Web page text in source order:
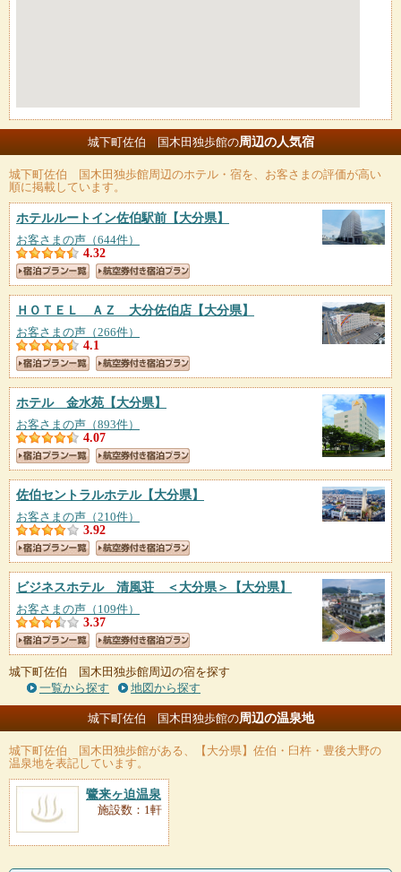
城下町佐伯 国木田独歩館の周辺の人気宿
城下町佐伯 国木田独歩館周辺のホテル・宿を、お客さまの評価が高い
順に掲載しています。
ホテルルートイン佐伯駅前 【大分県】
お客さまの声（644件）
4.32
ＨＯＴＥＬ ＡＺ 大分佐伯店 【大分県】
お客さまの声（266件）
4.1
ホテル 金水苑 【大分県】
お客さまの声（893件）
4.07
佐伯セントラルホテル【大分県】
お客さまの声（210件）
3.92
ビジネスホテル 清風荘 ＜大分県＞ 【大分県】
お客さまの声（109件）
3.37
城下町佐伯 国木田独歩館周辺の宿を探す
一覧から探す
地図から探す
城下町佐伯 国木田独歩館の周辺の温泉地
城下町佐伯 国木田独歩館がある、【大分県】佐伯・臼杵・豊後大野の
温泉地を表記しています。
鷺来ヶ迫温泉
施設数：1軒